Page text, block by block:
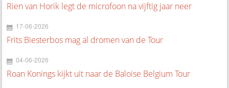
Rien van Horik legt de microfoon na vijftig jaar neer
17-06-2026
Frits Biesterbos mag al dromen van de Tour
04-06-2026
Roan Konings kijkt uit naar de Baloise Belgium Tour